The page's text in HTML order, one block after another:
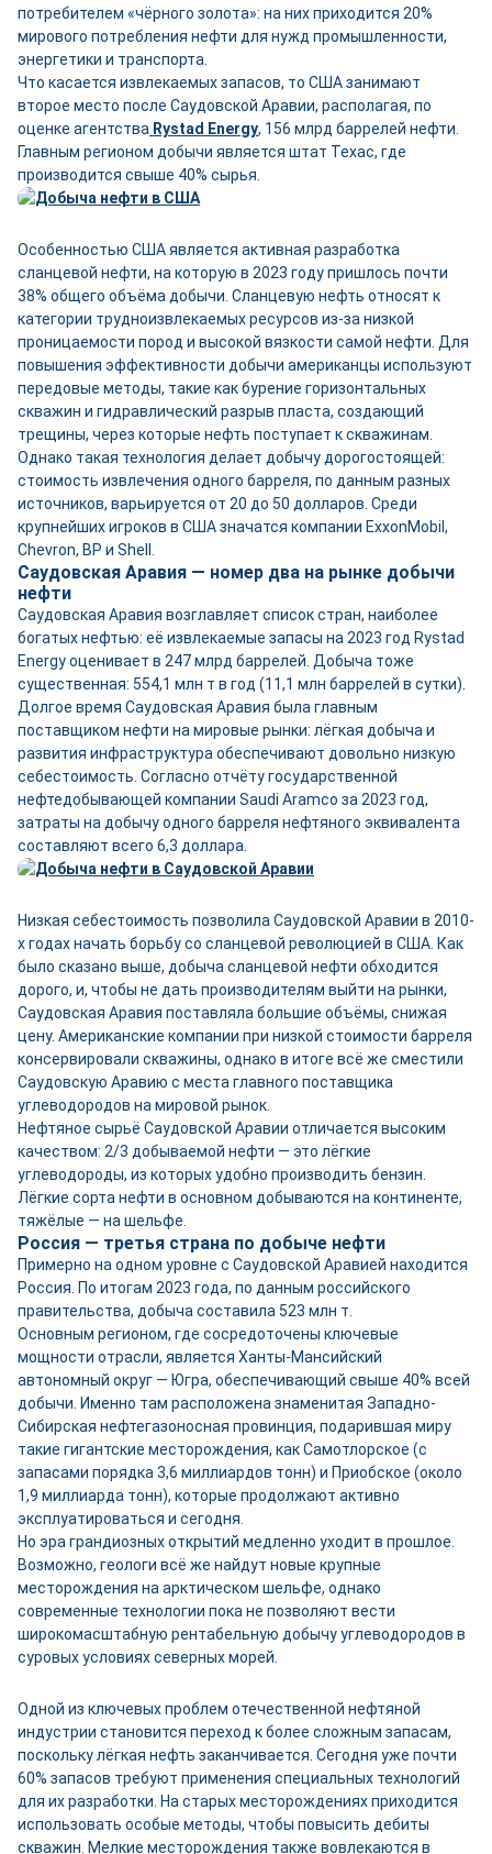
потребителем «чёрного золота»: на них приходится 20%
мирового потребления нефти для нужд промышленности,
энергетики и транспорта.
Что касается извлекаемых запасов, то США занимают
второе место после Саудовской Аравии, располагая, по
оценке агентства Rystad Energy, 156 млрд баррелей нефти.
Главным регионом добычи является штат Техас, где
производится свыше 40% сырья.
Особенностью США является активная разработка
сланцевой нефти, на которую в 2023 году пришлось почти
38% общего объёма добычи. Сланцевую нефть относят к
категории трудноизвлекаемых ресурсов из-за низкой
проницаемости пород и высокой вязкости самой нефти. Для
повышения эффективности добычи американцы используют
передовые методы, такие как бурение горизонтальных
скважин и гидравлический разрыв пласта, создающий
трещины, через которые нефть поступает к скважинам.
Однако такая технология делает добычу дорогостоящей:
стоимость извлечения одного барреля, по данным разных
источников, варьируется от 20 до 50 долларов. Среди
крупнейших игроков в США значатся компании ExxonMobil,
Chevron, BP и Shell.
Саудовская Аравия — номер два на рынке добычи
нефти
Саудовская Аравия возглавляет список стран, наиболее
богатых нефтью: её извлекаемые запасы на 2023 год Rystad
Energy оценивает в 247 млрд баррелей. Добыча тоже
существенная: 554,1 млн т в год (11,1 млн баррелей в сутки).
Долгое время Саудовская Аравия была главным
поставщиком нефти на мировые рынки: лёгкая добыча и
развития инфраструктура обеспечивают довольно низкую
себестоимость. Согласно отчёту государственной
нефтедобывающей компании Saudi Aramco за 2023 год,
затраты на добычу одного барреля нефтяного эквивалента
составляют всего 6,3 доллара.
Низкая себестоимость позволила Саудовской Аравии в 2010-
х годах начать борьбу со сланцевой революцией в США. Как
было сказано выше, добыча сланцевой нефти обходится
дорого, и, чтобы не дать производителям выйти на рынки,
Саудовская Аравия поставляла большие объёмы, снижая
цену. Американские компании при низкой стоимости барреля
консервировали скважины, однако в итоге всё же сместили
Саудовскую Аравию с места главного поставщика
углеводородов на мировой рынок.
Нефтяное сырьё Саудовской Аравии отличается высоким
качеством: 2/3 добываемой нефти — это лёгкие
углеводороды, из которых удобно производить бензин.
Лёгкие сорта нефти в основном добываются на континенте,
тяжёлые — на шельфе.
Россия — третья страна по добыче нефти
Примерно на одном уровне с Саудовской Аравией находится
Россия. По итогам 2023 года, по данным российского
правительства, добыча составила 523 млн т.
Основным регионом, где сосредоточены ключевые
мощности отрасли, является Ханты-Мансийский
автономный округ — Югра, обеспечивающий свыше 40% всей
добычи. Именно там расположена знаменитая Западно-
Сибирская нефтегазоносная провинция, подарившая миру
такие гигантские месторождения, как Самотлорское (с
запасами порядка 3,6 миллиардов тонн) и Приобское (около
1,9 миллиарда тонн), которые продолжают активно
эксплуатироваться и сегодня.
Но эра грандиозных открытий медленно уходит в прошлое.
Возможно, геологи всё же найдут новые крупные
месторождения на арктическом шельфе, однако
современные технологии пока не позволяют вести
широкомасштабную рентабельную добычу углеводородов в
суровых условиях северных морей.
Одной из ключевых проблем отечественной нефтяной
индустрии становится переход к более сложным запасам,
поскольку лёгкая нефть заканчивается. Сегодня уже почти
60% запасов требуют применения специальных технологий
для их разработки. На старых месторождениях приходится
использовать особые методы, чтобы повысить дебиты
скважин. Мелкие месторождения также вовлекаются в